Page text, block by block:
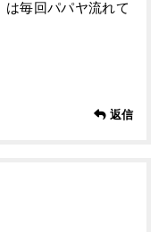
は毎回パパヤ流れて
返信